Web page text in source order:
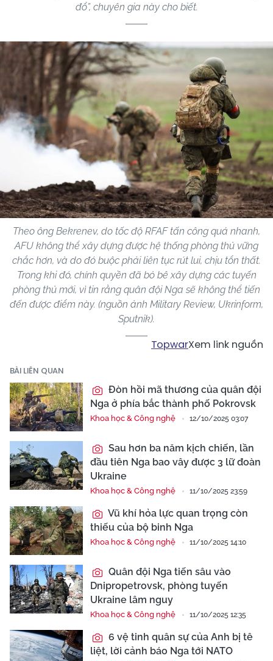
đổ”, chuyên gia này cho biết.
Theo ông Bekrenev, do tốc độ RFAF tấn công quá nhanh,
AFU không thể xây dựng được hệ thống phòng thủ vững
chắc hơn, và do đó buộc phải liên tục rút lui, chịu tổn thất.
Trong khi đó, chính quyền đã bỏ bê xây dựng các tuyến
phòng thủ mới, vì tin rằng quân đội Nga sẽ không thể tiến
đến được điểm này. (nguồn ảnh Military Review, Ukrinform,
Sputnik).
TopwarXem link nguồn
BÀI LIÊN QUAN
Đòn hồi mã thương của quân đội
Nga ở phía bắc thành phố Pokrovsk
Khoa học & Công nghệ 12/10/2025 03:07
Sau hơn ba năm kịch chiến, lần
đầu tiên Nga bao vây được 3 lữ đoàn
Ukraine
Khoa học & Công nghệ 11/10/2025 23:59
Vũ khí hỏa lực quan trọng còn
thiếu của bộ binh Nga
Khoa học & Công nghệ 11/10/2025 14:10
Quân đội Nga tiến sâu vào
Dnipropetrovsk, phòng tuyến
Ukraine lâm nguy
Khoa học & Công nghệ 11/10/2025 12:35
6 vệ tinh quân sự của Anh bị tê
liệt, lời cảnh báo Nga tới NATO